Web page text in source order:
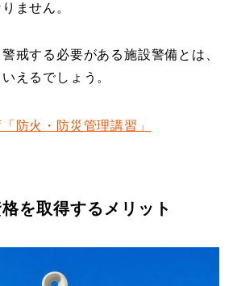
ません。
戒する必要がある施設警備とは、
えるでしょう。
防火・防災管理講習」
を取得するメリット